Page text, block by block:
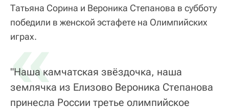
Татьяна Сорина и Вероника Степанова в субботу
победили в женской эстафете на Олимпийских
играх.
«
"Наша камчатская звёздочка, наша
землячка из Елизово Вероника Степанова
принесла России третье олимпийское